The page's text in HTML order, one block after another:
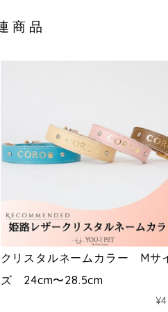
商品
クリスタルネームカラー Mサ
ズ 24cm〜28.5cm